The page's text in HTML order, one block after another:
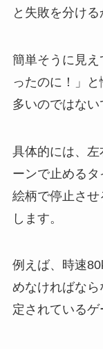
と失敗を分ける
簡単そうに見
ったのに！」
多いのではない
具体的には、
ーンで止める
絵柄で停止さ
します。
例えば、時速
めなければな
定されているゲ